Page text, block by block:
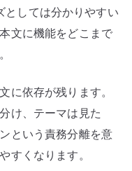
しては分かりやすい
文に機能をどこまで
に依存が残ります。
け、テーマは見た
という責務分離を意
すくなります。